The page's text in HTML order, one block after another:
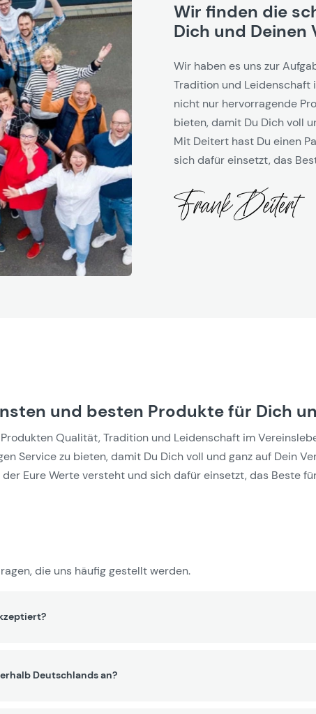
Wir finden die
Dich und Deinen
Wir haben es uns zur
Tradition und Leidenschaft
nicht nur hervorragende
bieten, damit Du Dich voll
Mit Deitert hast Du einen
sich dafür einsetzt, das
und besten Produkte für Dich
Qualität, Tradition und Leidenschaft im
Service zu bieten, damit Du Dich voll und ganz auf Dein
Eure Werte versteht und sich dafür einsetzt, das Beste
die uns häufig gestellt werden.
Deutschlands an?